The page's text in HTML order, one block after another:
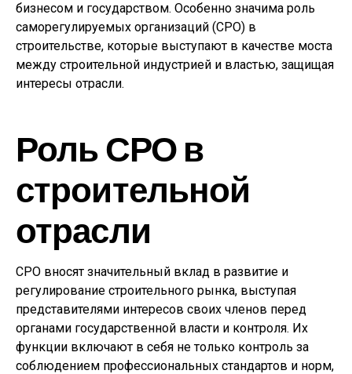
бизнесом и государством. Особенно значима роль
саморегулируемых организаций (СРО) в
строительстве, которые выступают в качестве моста
между строительной индустрией и властью, защищая
интересы отрасли.
Роль СРО в
строительной
отрасли
СРО вносят значительный вклад в развитие и
регулирование строительного рынка, выступая
представителями интересов своих членов перед
органами государственной власти и контроля. Их
функции включают в себя не только контроль за
соблюдением профессиональных стандартов и норм,